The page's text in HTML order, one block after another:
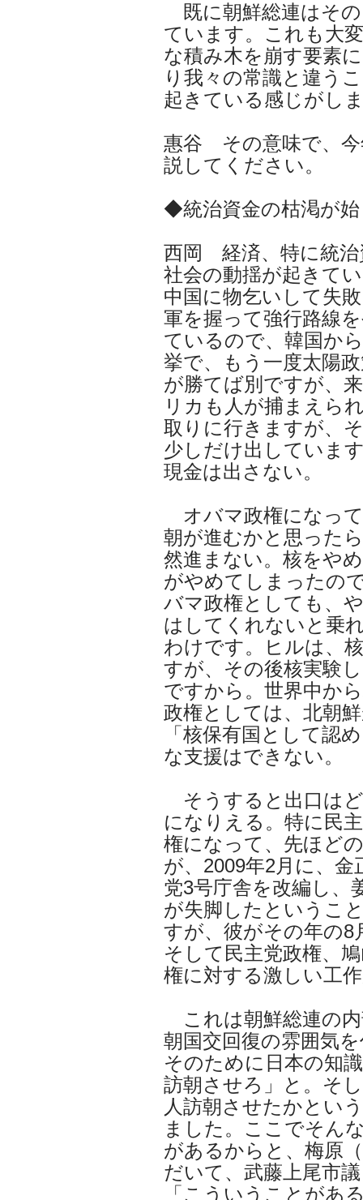
既に朝鮮総連はそ
ています。これも大
な積み木を崩す要素
り我々の常識と違う
起きている感じがし
惠谷 その意味で、今
説してください。
◆統治資金の枯渇が
西岡 経済、特に統治
社会の動揺が起きて
中国に物乞いして失
軍を握って強行路線
ているので、韓国か
挙で、もう一度太陽
が勝てば別ですが、
リカも人が捕まえら
取りに行きますが、
少しだけ出していま
現金は出さない。
オバマ政権になっ
朝が進むかと思った
然進まない。核をや
がやめてしまったの
バマ政権としても、
はしてくれないと乗
わけです。ヒルは、
すが、その後核実験
ですから。世界中か
政権としては、北朝
「核保有国として認
な支援はできない。
そうすると出口は
になりえる。特に民
権になって、先ほど
が、2009年2月に、金
党3号庁舎を改編し、
が失脚したというこ
すが、彼がその年の8
そして民主党政権、
権に対する激しい工
これは朝鮮総連の
朝国交回復の雰囲気
そのために日本の知
訪朝させろ」と。そ
人訪朝させたかとい
ました。ここでそん
があるからと、梅原
だいて、武藤上尾市
「こういうことがあ